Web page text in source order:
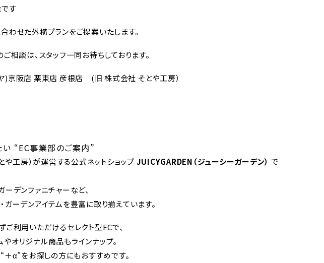
す
わせた外構プランをご提案いたします。
相談は、スタッフ一同お待ちしております。
)京阪店 栗東店 彦根店 (旧 株式会社 そとや工房）
い “EC事業部のご案内”
工房）が運営する公式ネットショップ JUICYGARDEN（ジューシーガーデン） で
ーデンファニチャーなど、
ガーデンアイテムを豊富に取り揃えています。
ご利用いただけるセレクト型ECで、
オリジナル商品もラインナップ。
＋α”をお探しの方にもおすすめです。